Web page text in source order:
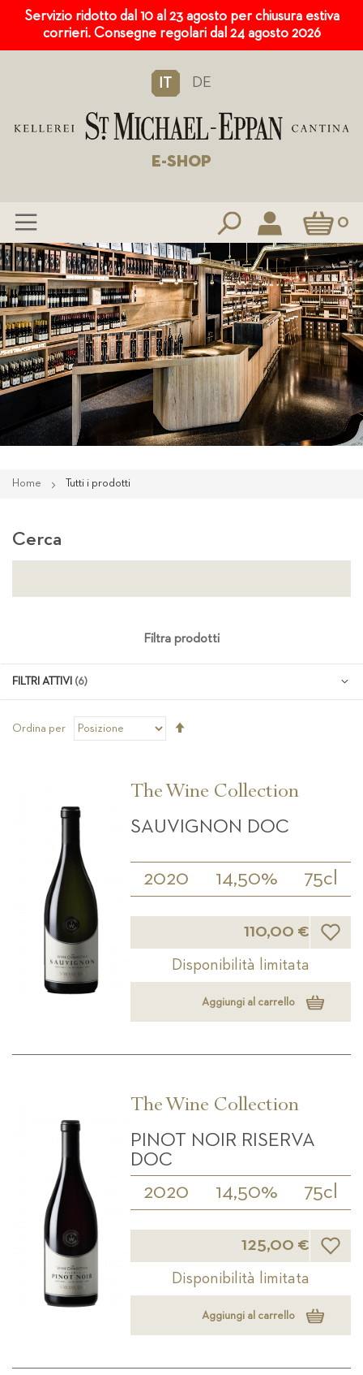
Servizio ridotto dal 10 al 23 agosto per chiusura estiva
corrieri. Consegne regolari dal 24 agosto 2026
IT DE
E-SHOP
Carrello0
Salta
al
contenuto
Home Tutti i prodotti
Ordina per
The Wine Collection
SAUVIGNON DOC
2020 14,50% 75cl
110,00 € Lista
Disponibilità limitata
Aggiungi al carrello
The Wine Collection
PINOT NOIR RISERVA
DOC
2020 14,50% 75cl
125,00 € Lista
Disponibilità limitata
Aggiungi al carrello
Cerca
Filtra prodotti
FILTRI ATTIVI